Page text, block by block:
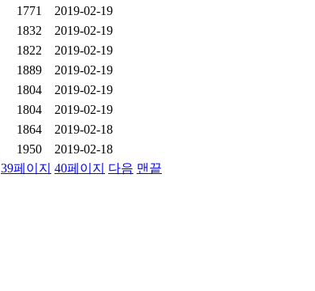
1771
2019-02-19
1832
2019-02-19
1822
2019-02-19
1889
2019-02-19
1804
2019-02-19
1804
2019-02-19
1864
2019-02-18
1950
2019-02-18
39페이지 40페이지 다음 맨끝